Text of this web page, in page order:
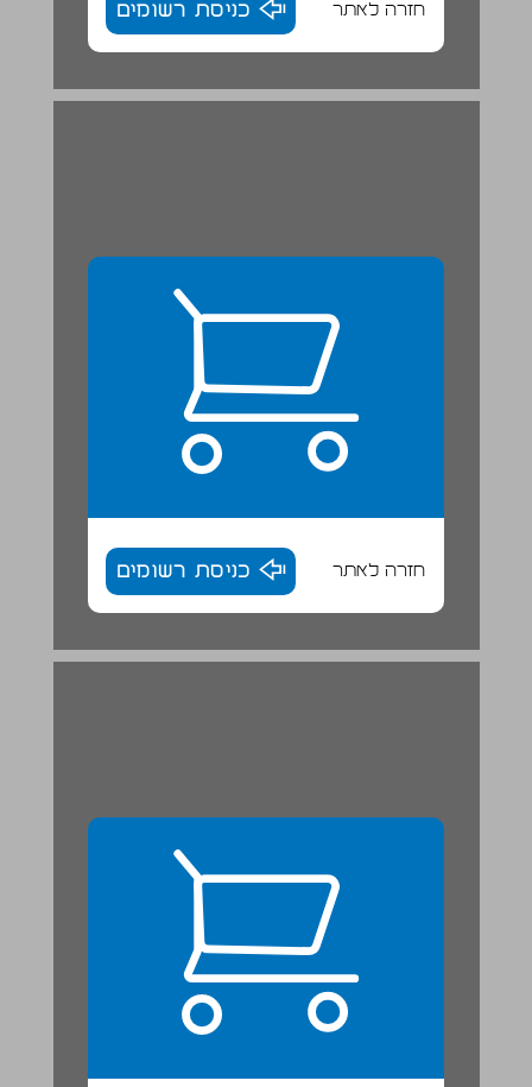
חזרה לאתר כניסת רשומים
חזרה לאתר כניסת רשומים
ההקדמה לספר שופטים [א, א-ב, ה] ... 22